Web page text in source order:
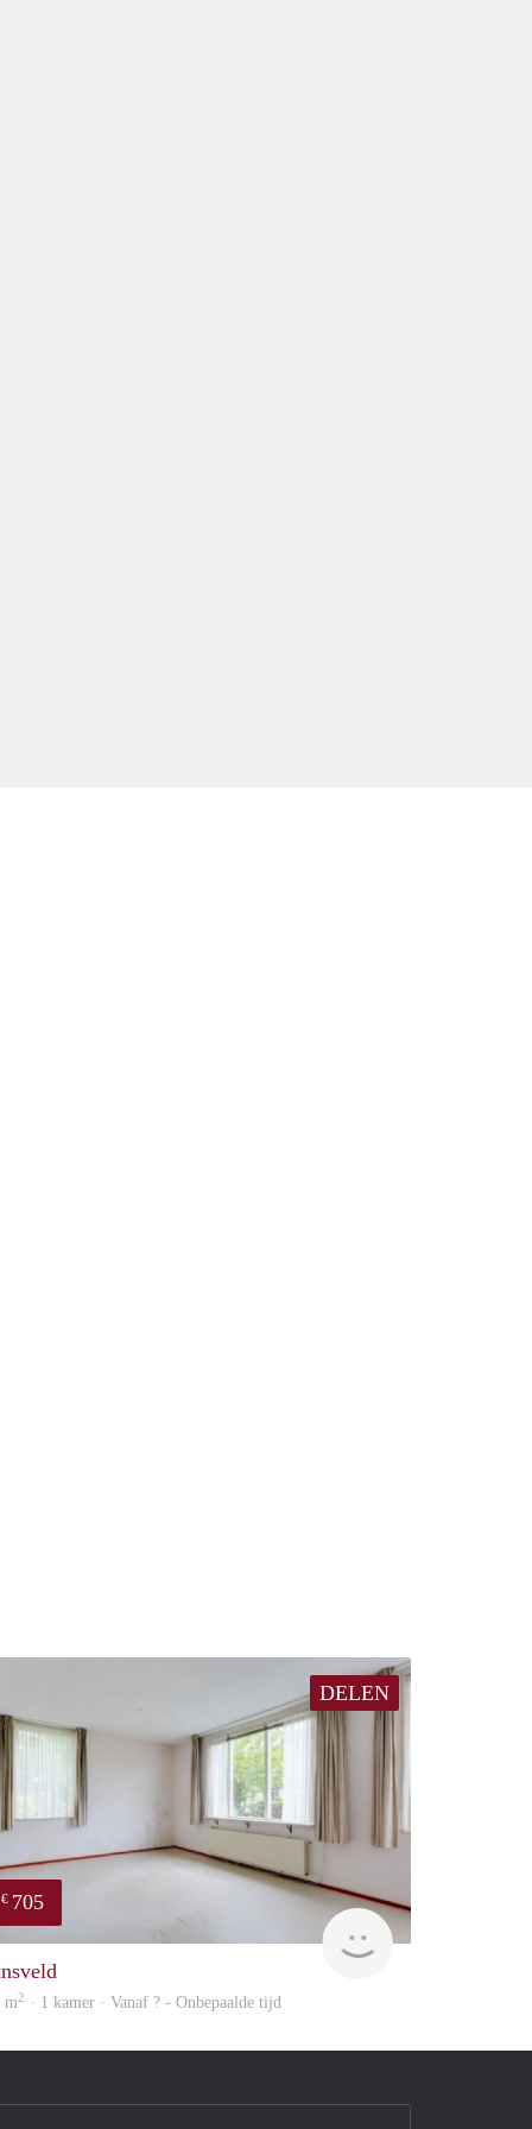
DELEN
€ 705
finder
m2 · 1 kamer · Vanaf ? - Onbepaalde tijd